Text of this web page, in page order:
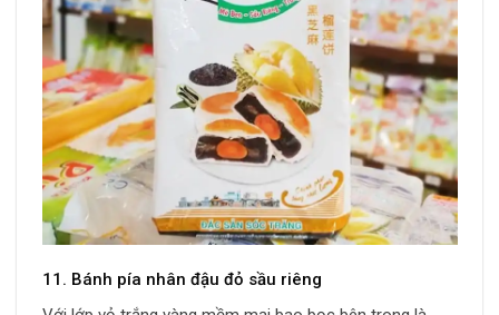
11. Bánh pía nhân đậu đỏ sầu riêng